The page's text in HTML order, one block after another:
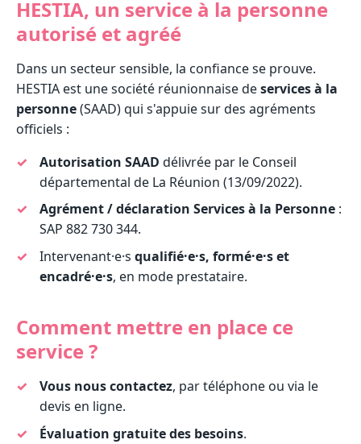
HESTIA, un service à la personne
autorisé et agréé
Dans un secteur sensible, la confiance se prouve.
HESTIA est une société réunionnaise deservices à la
personne(SAAD) qui s'appuie sur des agréments
officiels :
Autorisation SAAD délivrée par le Conseil
départemental de La Réunion (13/09/2022).
Agrément / déclaration Services à la Personne:
SAP 882 730 344.
Intervenant·e·s qualifié·e·s, formé·e·s et
encadré·e·s, en mode prestataire.
Comment mettre en place ce
service ?
Vous nous contactez, par téléphone ou via le
devis en ligne.
Évaluation gratuite des besoins.